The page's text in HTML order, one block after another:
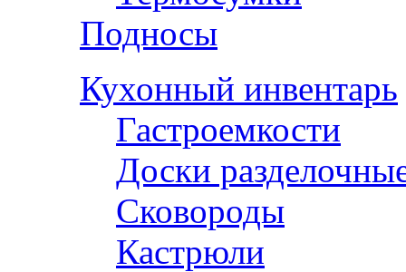
Подносы
Кухонный инвентарь
Гастроемкости
Доски
Сковороды
Кастрюли